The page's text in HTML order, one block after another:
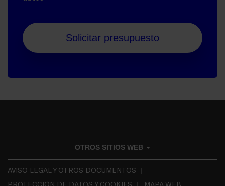
OTROS SITIOS WEB
AVISO LEGAL Y OTROS DOCUMENTOS
PROTECCIÓN DE DATOS Y COOKIES
MAPA WEB